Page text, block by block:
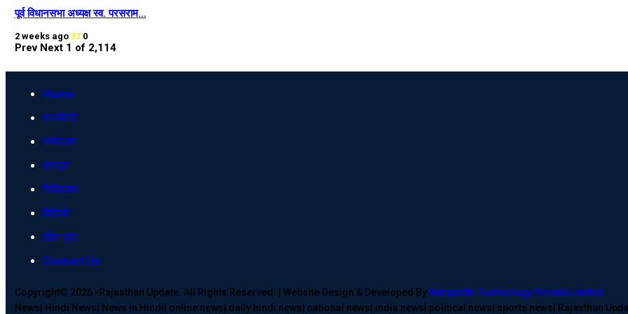
पूर्व विधानसभा अध्यक्ष स्व. परसराम…
2 weeks ago 32 0
Prev Next 1 of 2,114
Home
राजनीती
मनोरंजन
क्राइम
चिकित्सा
विडियो
खेल-कूद
Contact Us
Copyright© 2026 -Rajasthan Update. All Rights Reserved. | Website Design & Developed By Netiquette Technology Private Limited
News| Hindi News| News in Hindi| online news| daily hindi news| national news| india news| political news| sports news| Rajasthan